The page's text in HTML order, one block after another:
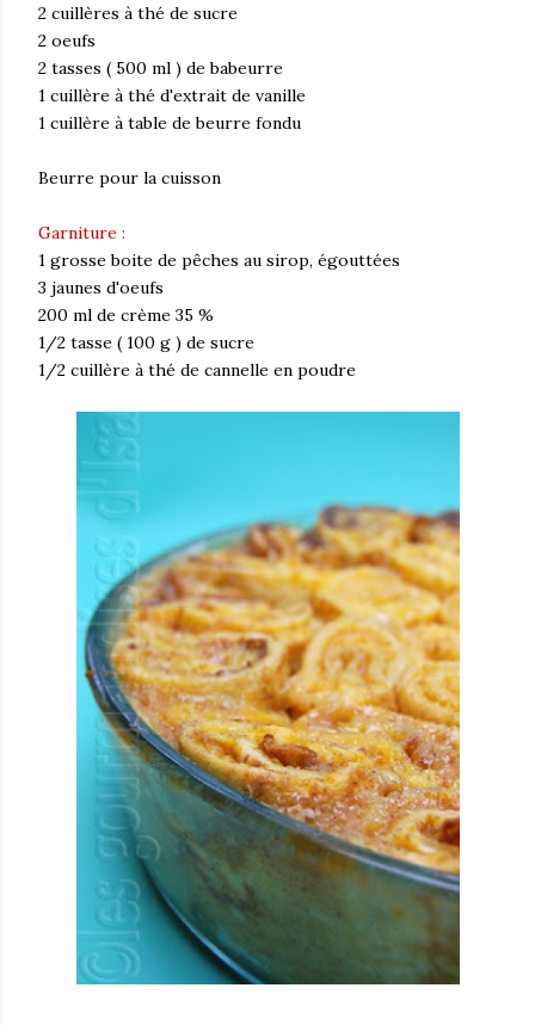
2 cuillères à thé de sucre
2 oeufs
2 tasses ( 500 ml ) de babeurre
1 cuillère à thé d'extrait de vanille
1 cuillère à table de beurre fondu
Beurre pour la cuisson
Garniture :
1 grosse boite de pêches au sirop, égouttées
3 jaunes d'oeufs
200 ml de crème 35 %
1/2 tasse ( 100 g ) de sucre
1/2 cuillère à thé de cannelle en poudre